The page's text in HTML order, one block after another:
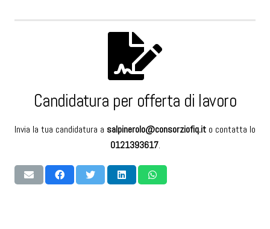
Candidatura per offerta di lavoro
Invia la tua candidatura a salpinerolo@consorziofiq.it o contatta lo
0121393617.